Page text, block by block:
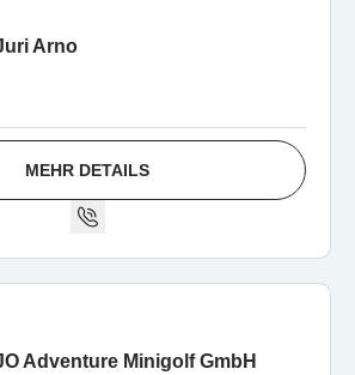
Arno
MEHR DETAILS
Adventure Minigolf GmbH